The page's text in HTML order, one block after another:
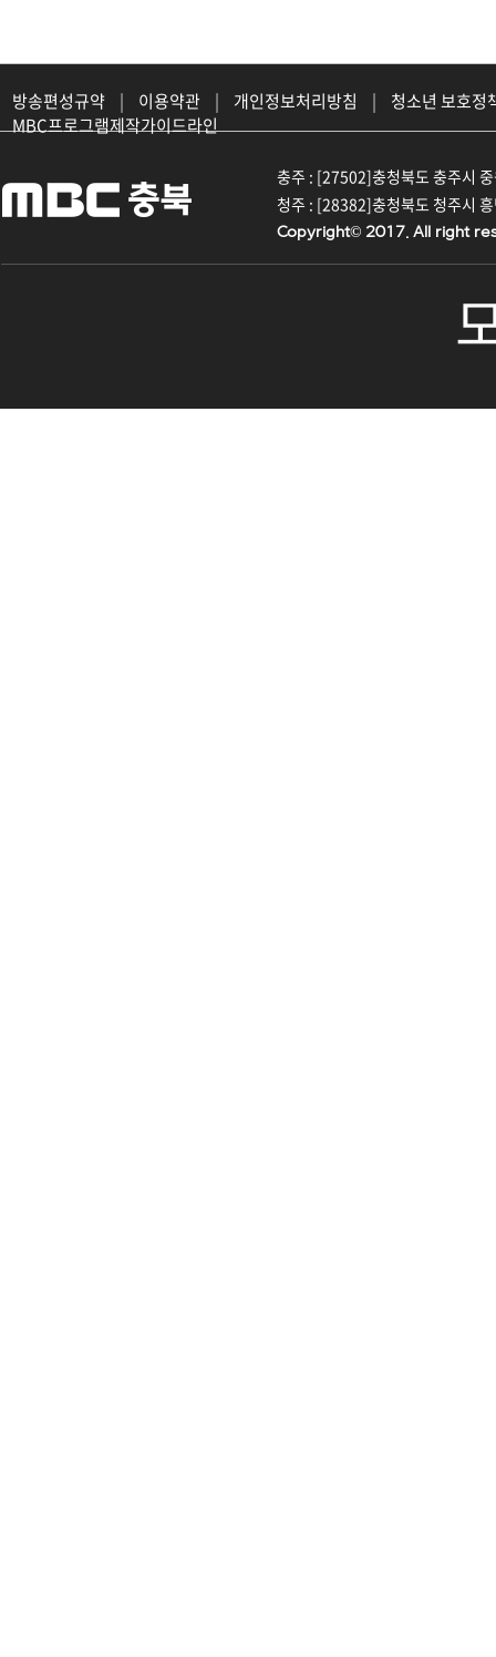
방송편성규약 | 이용약관 | 개인정보처리방침 |
청소년 보호정
MBC프로그램제작가이드라인
충주 : [27502]충청북도 충주시
청주 : [28382]충청북도 청주시
Copyright© 2017. All right